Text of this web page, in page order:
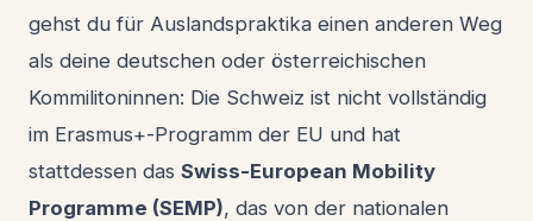
gehst du für Auslandspraktika einen anderen Weg
als deine deutschen oder österreichischen
Kommilitoninnen: Die Schweiz ist nicht vollständig
im Erasmus+-Programm der EU und hat
stattdessen das Swiss-European Mobility
Programme (SEMP), das von der nationalen